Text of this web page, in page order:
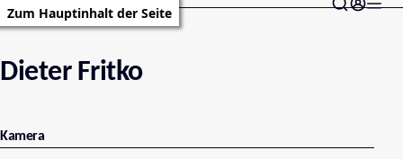
Zum Hauptinhalt der Seite
Dieter Fritko
Kamera